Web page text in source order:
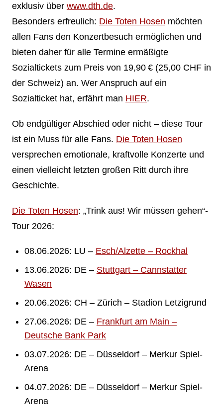
exklusiv über www.dth.de.
Besonders erfreulich: Die Toten Hosen möchten
allen Fans den Konzertbesuch ermöglichen und
bieten daher für alle Termine ermäßigte
Sozialtickets zum Preis von 19,90 € (25,00 CHF in
der Schweiz) an. Wer Anspruch auf ein
Sozialticket hat, erfährt man HIER.
Ob endgültiger Abschied oder nicht – diese Tour
ist ein Muss für alle Fans. Die Toten Hosen
versprechen emotionale, kraftvolle Konzerte und
einen vielleicht letzten großen Ritt durch ihre
Geschichte.
Die Toten Hosen: „Trink aus! Wir müssen gehen“-
Tour 2026:
08.06.2026: LU – Esch/Alzette – Rockhal
13.06.2026: DE – Stuttgart – Cannstatter
Wasen
20.06.2026: CH – Zürich – Stadion Letzigrund
27.06.2026: DE – Frankfurt am Main –
Deutsche Bank Park
03.07.2026: DE – Düsseldorf – Merkur Spiel-
Arena
04.07.2026: DE – Düsseldorf – Merkur Spiel-
Arena